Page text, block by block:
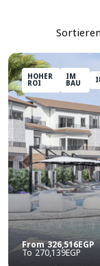
HOHER
ROI
IM
BAU
From326,516EGP
270,139EGP